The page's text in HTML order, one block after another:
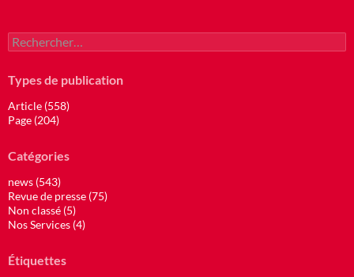
Rechercher :
Types de publication
Article (558)
Page (204)
Catégories
news (543)
Revue de presse (75)
Non classé (5)
Nos Services (4)
Étiquettes